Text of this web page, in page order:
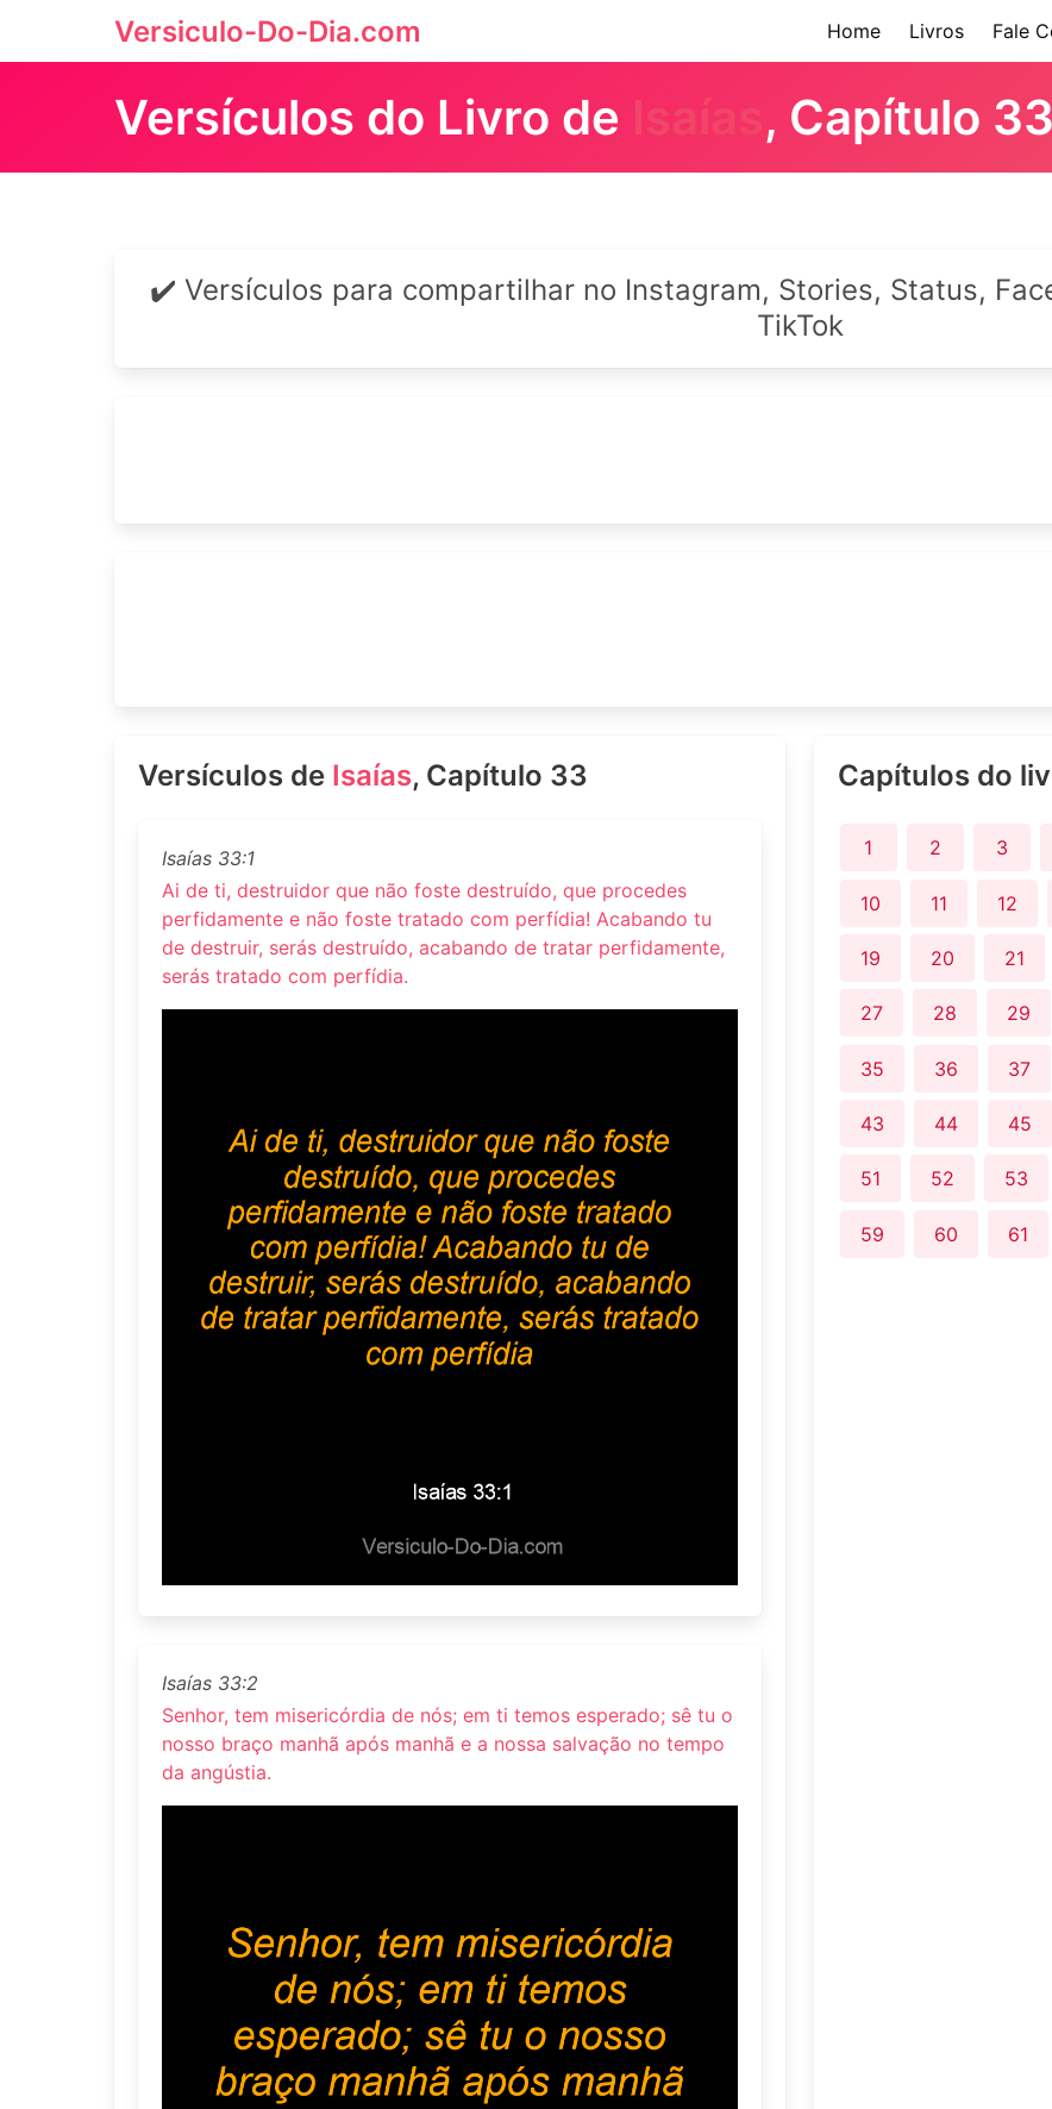
Versiculo-Do-Dia.com Home Livros Fale
Versículos do Livro de Isaías , Capítulo 33
✔️ Versículos para compartilhar no Instagram, Stories, Status,
TikTok
Versículos de Isaías, Capítulo 33
Isaías 33:1
Ai de ti, destruidor que não foste destruído, que procedes
perfidamente e não foste tratado com perfídia! Acabando tu
de destruir, serás destruído, acabando de tratar perfidamente,
serás tratado com perfídia.
Isaías 33:2
Senhor, tem misericórdia de nós; em ti temos esperado; sê tu o
nosso braço manhã após manhã e a nossa salvação no tempo
da angústia.
Capítulos do
1 2 3
10 11 12
19 20 21
27 28 29
35 36 37
43 44 45
51 52 53
59 60 61